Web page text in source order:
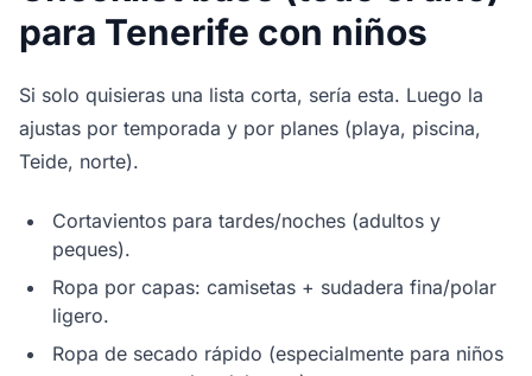
para Tenerife con niños
Si solo quisieras una lista corta, sería esta. Luego la
ajustas por temporada y por planes (playa, piscina,
Teide, norte).
Cortavientos para tardes/noches (adultos y
peques).
Ropa por capas: camisetas + sudadera fina/polar
ligero.
Ropa de secado rápido (especialmente para niños